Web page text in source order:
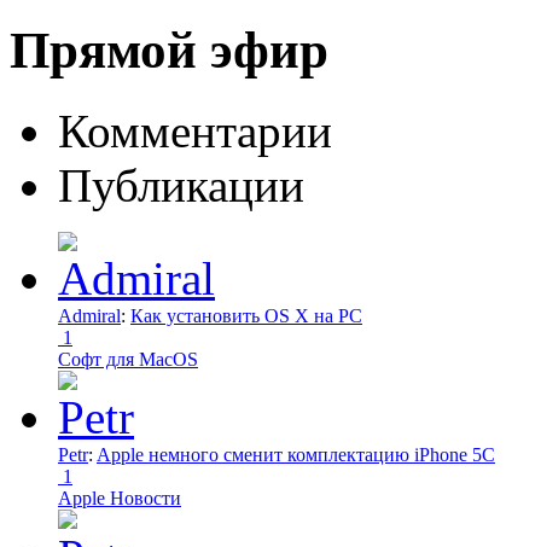
Прямой эфир
Комментарии
Публикации
Admiral: Как установить OS X на PC
1
Софт для MacOS
Petr: Apple немного сменит комплектацию iPhone 5C
1
Apple Новости